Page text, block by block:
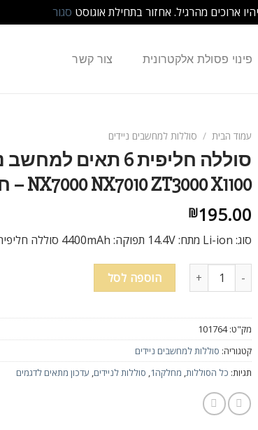
ארוכים מהרגיל. אחזור בתחילת אוגוסט סגור
פינוי פסולת אלקטרונית צור קשר
עמוד הבית / סוללות למחשבים ניידים
NX7000 NX7010 ZT3000 X1100 – חדש
₪195.00
סוג: Li-ion מתח: 14.4V תפוקה: 4400mAh סוללה חליפית עם 100% תאימות
הוספה לסל
מק"ט:101764
קטגוריה: סוללות למחשבים ניידים
תגיות: כל הסוללות, מחלקה1 , סוללות לניידים, עדכון מתאים לדגמים